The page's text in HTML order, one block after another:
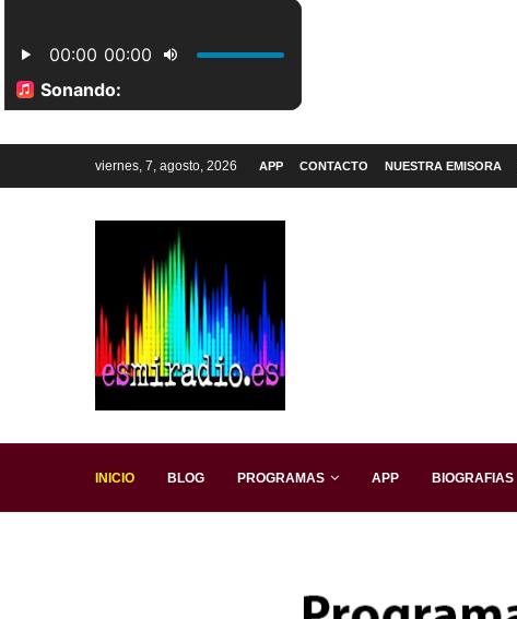
viernes, 7, agosto, 2026 APP CONTACTO NUESTRA EMISORA
INICIO BLOG PROGRAMAS APP BIOGRAFIAS